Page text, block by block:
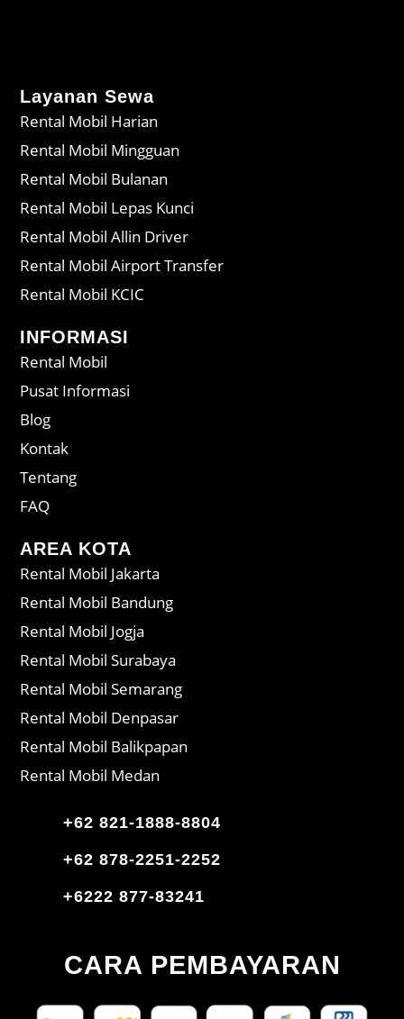
Layanan Sewa
Rental Mobil Harian
Rental Mobil Mingguan
Rental Mobil Bulanan
Rental Mobil Lepas Kunci
Rental Mobil Allin Driver
Rental Mobil Airport Transfer
Rental Mobil KCIC
INFORMASI
Rental Mobil
Pusat Informasi
Blog
Kontak
Tentang
FAQ
AREA KOTA
Rental Mobil Jakarta
Rental Mobil Bandung
Rental Mobil Jogja
Rental Mobil Surabaya
Rental Mobil Semarang
Rental Mobil Denpasar
Rental Mobil Balikpapan
Rental Mobil Medan
+62 821-1888-8804
+62 878-2251-2252
+6222 877-83241
CARA PEMBAYARAN